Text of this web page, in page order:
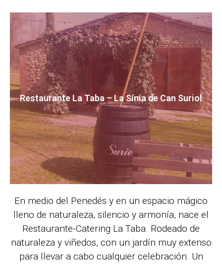
Restaurante La Taba – La Sínia de Can Suriol
En medio del Penedés y en un espacio mágico
lleno de naturaleza, silencio y armonía, nace el
Restaurante-Catering La Taba. Rodeado de
naturaleza y viñedos, con un jardín muy extenso
para llevar a cabo cualquier celebración. Un